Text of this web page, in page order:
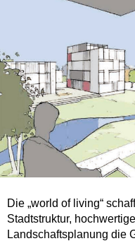
Die „world of living“
Stadtstruktur,
Landschaftsplanung die